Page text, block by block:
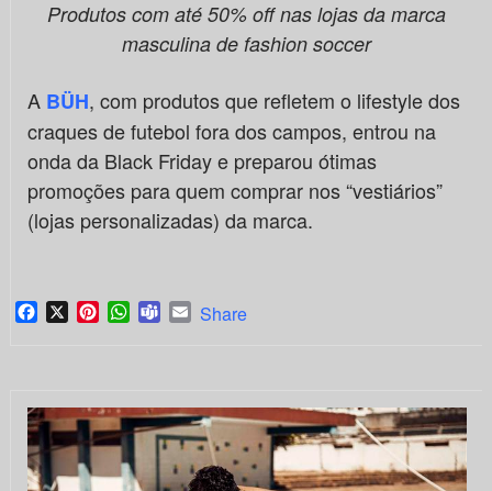
Produtos com até 50% off nas lojas da marca
masculina de fashion soccer
A BÜH, com produtos que refletem o lifestyle dos
craques de futebol fora dos campos, entrou na
onda da Black Friday e preparou ótimas
promoções para quem comprar nos “vestiários”
(lojas personalizadas) da marca.
Facebook
X PinterestWhatsApp
TeamsEmail
Share